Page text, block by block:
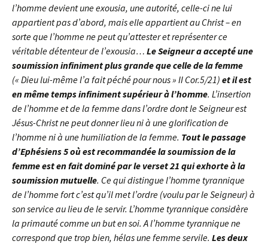
l’homme devient une exousia, une autorité, celle-ci ne lui
appartient pas d’abord, mais elle appartient au Christ – en
sorte que l’homme ne peut qu’attester et représenter ce
véritable détenteur de l’exousia… Le Seigneur a accepté une
soumission infiniment plus grande que celle de la femme
(« Dieu lui-même l’a fait péché pour nous » II Cor.5/21) et il est
en même temps infiniment supérieur à l’homme. L’insertion
de l’homme et de la femme dans l’ordre dont le Seigneur est
Jésus-Christ ne peut donner lieu ni à une glorification de
l’homme ni à une humiliation de la femme. Tout le passage
d’Ephésiens 5 où est recommandée la soumission de la
femme est en fait dominé par le verset 21 qui exhorte à la
soumission mutuelle. Ce qui distingue l’homme tyrannique
de l’homme fort c’est qu’il met l’ordre (voulu par le Seigneur) à
son service au lieu de le servir. L’homme tyrannique considère
la primauté comme un but en soi. A l’homme tyrannique ne
correspond que trop bien, hélas une femme servile. Les deux